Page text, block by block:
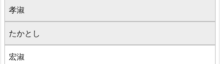
孝淑
たかとし
宏淑